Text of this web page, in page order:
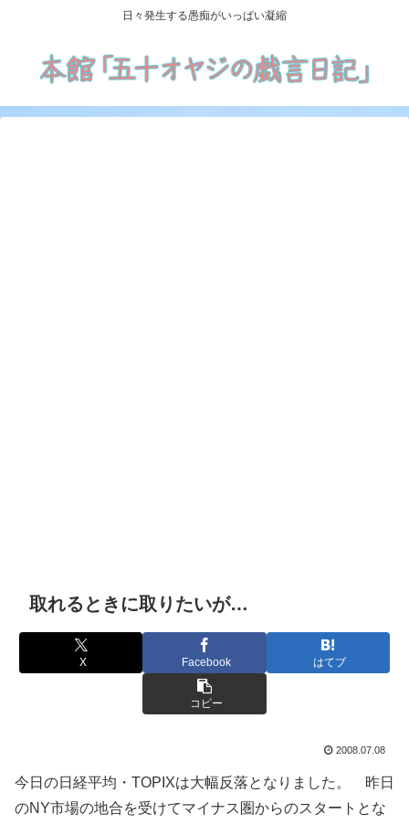
日々発生する愚痴がいっぱい凝縮
取れるときに取りたいが…
X Facebook はてブ
コピー
2008.07.08
今日の日経平均・TOPIXは大幅反落となりました。 昨日
のNY市場の地合を受けてマイナス圏からのスタートとな